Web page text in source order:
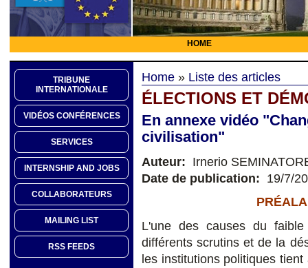
HOME
TRIBUNE
INTERNATIONALE
VIDÉOS CONFÉRENCES
SERVICES
INTERNSHIP AND JOBS
COLLABORATEURS
MAILING LIST
RSS FEEDS
Home » Liste des articles
ÉLECTIONS ET
En annexe vidéo
civilisation"
Auteur: Irnerio
Date de publication: 19/7/
L'une des causes du
différents scrutins et de la
les institutions politiques